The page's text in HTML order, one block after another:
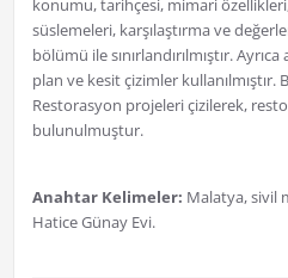
konumu, tarihçesi, mimari
süslemeleri, karşılaştırma ve
bölümü ile sınırlandırılmıştır.
plan ve kesit çizimler
Restorasyon projeleri çizilerek,
bulunulmuştur.
Anahtar Kelimeler: Malatya, sivil
Hatice Günay Evi.